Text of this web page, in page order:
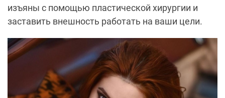
изъяны с помощью пластической хирургии и
заставить внешность работать на ваши цели.